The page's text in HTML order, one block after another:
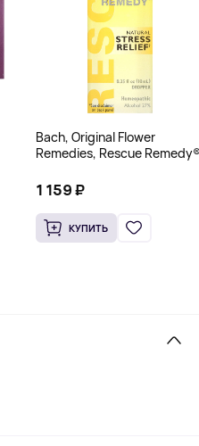
Bach, Original Flower
Remedies, Rescue
снятия стресса, 10 мл
(0,35 жидк. унции)
1 159 ₽
КУПИТЬ